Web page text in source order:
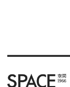
기사문의